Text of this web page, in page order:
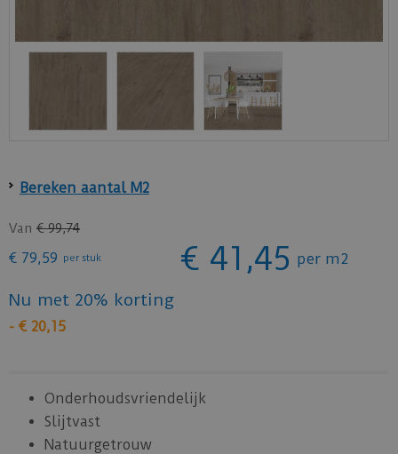
Bereken aantal M2
Van € 99,74
€ 79,59 per stuk € 41 ,45 per m2
Nu met 20% korting
- € 20,15
Onderhoudsvriendelijk
Slijtvast
Natuurgetrouw